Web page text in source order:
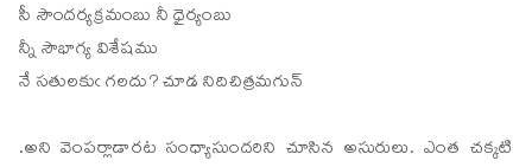
సీ సౌందర్యక్రమంబు నీ ధైర్యంబు
న్నీ సౌభాగ్య విశేషము
నే సతులకుఁ గలదు? చూడ నిదిచిత్రమగున్
.అని వెంపర్లాడారట సంధ్యాసుందరిని చూసిన అసురులు. ఎంత చక్కటి